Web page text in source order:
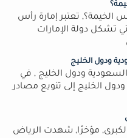
الخيمة؟, تعتبر إمارة رأس
تشكل دولة الإمارات
ودول الخليج
ودول الخليج , في
الخليج إلى تنويع مصادر
مؤخرًا, شهدت الرياض